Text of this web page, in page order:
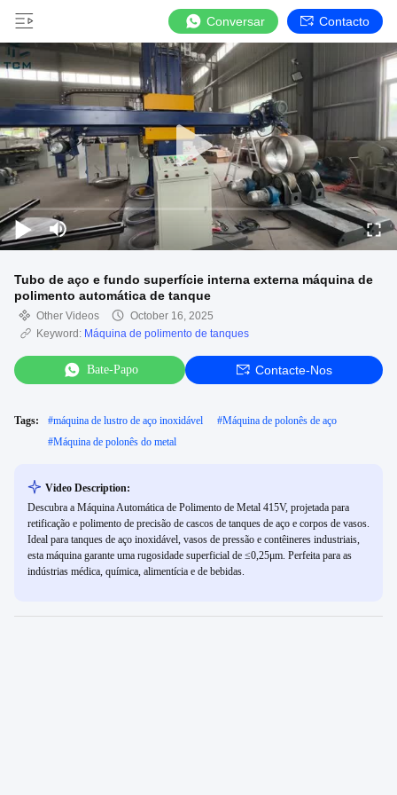
Conversar Contacto
Tubo de aço e fundo superfície interna externa máquina de
polimento automática de tanque
Other Videos
October 16, 2025
Keyword: Máquina de polimento de tanques
Bate-Papo Contacte-Nos
Tags: #máquina de lustro de aço inoxidável #Máquina de polonês de aço
#Máquina de polonês do metal
Video Description:
Descubra a Máquina Automática de Polimento de Metal 415V, projetada para
retificação e polimento de precisão de cascos de tanques de aço e corpos de vasos.
Ideal para tanques de aço inoxidável, vasos de pressão e contêineres industriais,
esta máquina garante uma rugosidade superficial de ≤0,25μm. Perfeita para as
indústrias médica, química, alimentícia e de bebidas.